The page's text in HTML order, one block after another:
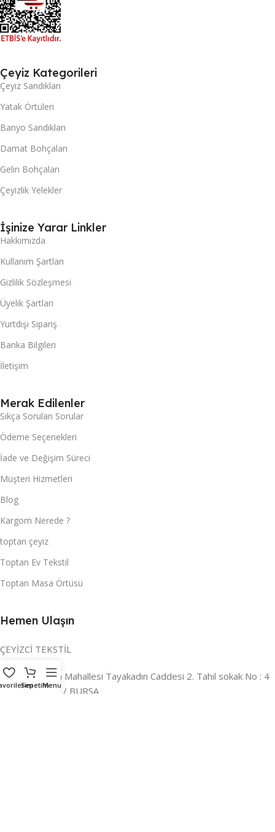
Çeyiz Kategorileri
Çeyiz Sandıkları
Yatak Örtüleri
Banyo Sandıkları
Damat Bohçaları
Gelin Bohçaları
Çeyizlik Yelekler
İşinize Yarar Linkler
Hakkımızda
Kullanım Şartları
Gizlilik Sözleşmesi
Üyelik Şartları
Yurtdışı Sipariş
Banka Bilgileri
İletişim
Merak Edilenler
Sıkça Sorulan Sorular
Ödeme Seçenekleri
İade ve Değişim Süreci
Müşteri Hizmetleri
Blog
Kargom Nerede ?
toptan çeyiz
Toptan Ev Tekstil
Toptan Masa Örtüsü
Hemen Ulaşın
ÇEYİZCİ TEKSTİL
Adres:Reyhan Mahallesi Tayakadın Caddesi 2. Tahıl sokak No : 4
/ a Osmangazi / BURSA
SepetimMenu